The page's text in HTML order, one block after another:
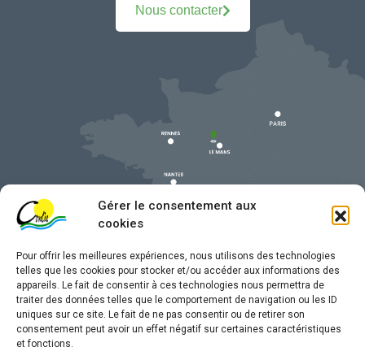
Gérer le consentement aux
cookies
Pour offrir les meilleures expériences, nous utilisons des technologies
telles que les cookies pour stocker et/ou accéder aux informations des
appareils. Le fait de consentir à ces technologies nous permettra de
traiter des données telles que le comportement de navigation ou les ID
uniques sur ce site. Le fait de ne pas consentir ou de retirer son
consentement peut avoir un effet négatif sur certaines caractéristiques
et fonctions.
Nous contacter
Mentions légales